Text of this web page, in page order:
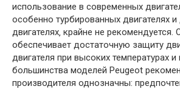
использование в современных
особенно турбированных двигателях
двигателях‚ крайне не рекомендуется.
обеспечивает достаточную защиту
двигателя при высоких температурах и
большинства моделей Peugeot
производителя однозначны: